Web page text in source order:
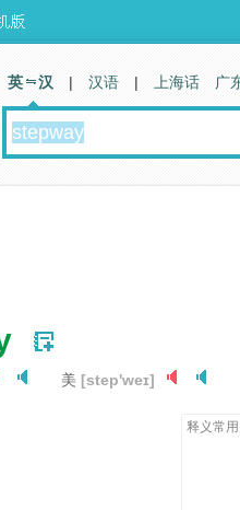
美 [step'weɪ]
释义常
英 汉 | 汉语 | 上海话 广